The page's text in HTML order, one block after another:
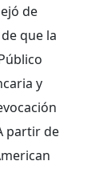
de
que la
y
partir de